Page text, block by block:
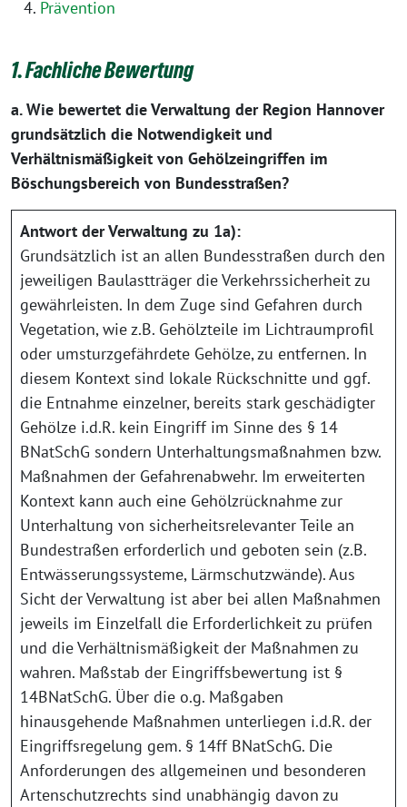
Prävention
1. Fachliche Bewertung
a. Wie bewertet die Verwaltung der Region Hannover
grundsätzlich die Notwendigkeit und
Verhältnismäßigkeit von Gehölzeingriffen im
Böschungsbereich von Bundesstraßen?
Antwort der Verwaltung zu 1a):
Grundsätzlich ist an allen Bundesstraßen durch den
jeweiligen Baulastträger die Verkehrssicherheit zu
gewährleisten. In dem Zuge sind Gefahren durch
Vegetation, wie z.B. Gehölzteile im Lichtraumprofil
oder umsturzgefährdete Gehölze, zu entfernen. In
diesem Kontext sind lokale Rückschnitte und ggf.
die Entnahme einzelner, bereits stark geschädigter
Gehölze i.d.R. kein Eingriff im Sinne des § 14
BNatSchG sondern Unterhaltungsmaßnahmen bzw.
Maßnahmen der Gefahrenabwehr. Im erweiterten
Kontext kann auch eine Gehölzrücknahme zur
Unterhaltung von sicherheitsrelevanter Teile an
Bundestraßen erforderlich und geboten sein (z.B.
Entwässerungssysteme, Lärmschutzwände). Aus
Sicht der Verwaltung ist aber bei allen Maßnahmen
jeweils im Einzelfall die Erforderlichkeit zu prüfen
und die Verhältnismäßigkeit der Maßnahmen zu
wahren. Maßstab der Eingriffsbewertung ist §
14BNatSchG. Über die o.g. Maßgaben
hinausgehende Maßnahmen unterliegen i.d.R. der
Eingriffsregelung gem. § 14ff BNatSchG. Die
Anforderungen des allgemeinen und besonderen
Artenschutzrechts sind unabhängig davon zu